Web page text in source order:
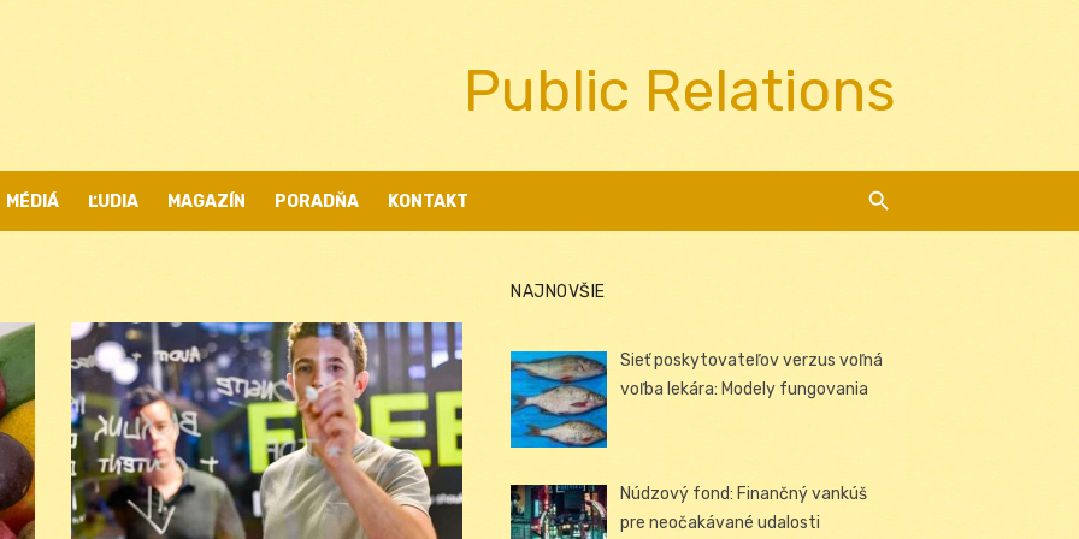
Public Relations
MÉDIÁ ĽUDIA MAGAZÍN PORADŇA KONTAKT
NAJNOVŠIE
Sieť poskytovateľov verzus voľná
voľba lekára: Modely fungovania
Núdzový fond: Finančný vankúš
pre neočakávané udalosti